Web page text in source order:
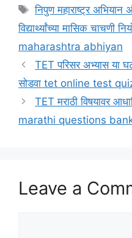
Tags
निपुण महाराष्ट्र अभियान
विद्यार्थ्यांच्या मासिक चाचणी
maharashtra abhiyan
TET परिसर अभ्यास या
सोडवा tet online test
TET मराठी विषयावर
marathi questions
Leave a